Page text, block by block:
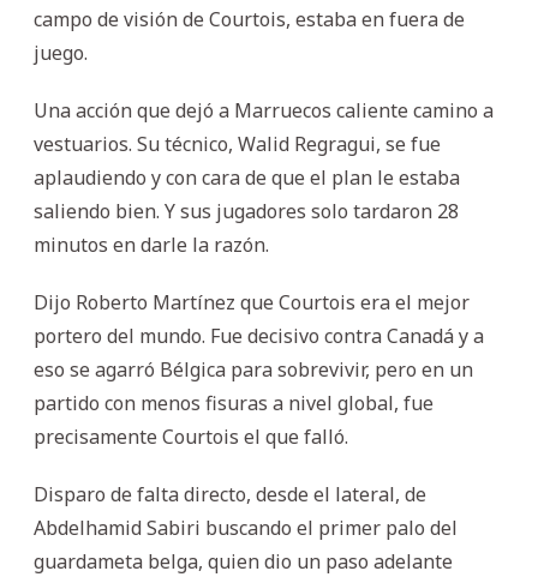
campo de visión de Courtois, estaba en fuera de
juego.
Una acción que dejó a Marruecos caliente camino a
vestuarios. Su técnico, Walid Regragui, se fue
aplaudiendo y con cara de que el plan le estaba
saliendo bien. Y sus jugadores solo tardaron 28
minutos en darle la razón.
Dijo Roberto Martínez que Courtois era el mejor
portero del mundo. Fue decisivo contra Canadá y a
eso se agarró Bélgica para sobrevivir, pero en un
partido con menos fisuras a nivel global, fue
precisamente Courtois el que falló.
Disparo de falta directo, desde el lateral, de
Abdelhamid Sabiri buscando el primer palo del
guardameta belga, quien dio un paso adelante